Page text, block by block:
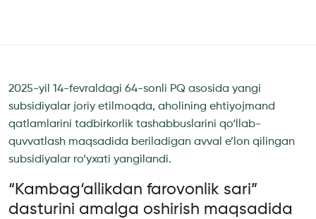
2025-yil 14-fevraldagi 64-sonli PQ asosida yangi
subsidiyalar joriy etilmoqda, aholining ehtiyojmand
qatlamlarini tadbirkorlik tashabbuslarini qo‘llab-
quvvatlash maqsadida beriladigan avval e’lon qilingan
subsidiyalar ro‘yxati yangilandi.
“Kambag‘allikdan farovonlik sari”
dasturini amalga oshirish maqsadida